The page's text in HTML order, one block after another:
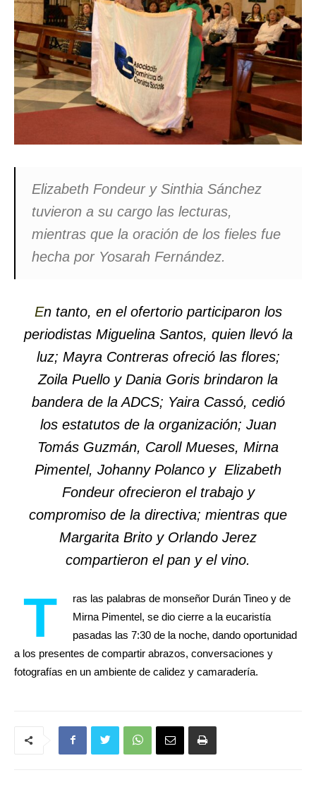
Elizabeth Fondeur y Sinthia Sánchez
tuvieron a su cargo las lecturas,
mientras que la oración de los fieles fue
hecha por Yosarah Fernández.
En tanto, en el ofertorio participaron los
periodistas Miguelina Santos, quien llevó la
luz; Mayra Contreras ofreció las flores;
Zoila Puello y Dania Goris brindaron la
bandera de la ADCS; Yaira Cassó, cedió
los estatutos de la organización; Juan
Tomás Guzmán, Caroll Mueses, Mirna
Pimentel, Johanny Polanco y Elizabeth
Fondeur ofrecieron el trabajo y
compromiso de la directiva; mientras que
Margarita Brito y Orlando Jerez
compartieron el pan y el vino.
T
ras las palabras de monseñor Durán Tineo y de
Mirna Pimentel, se dio cierre a la eucaristía
pasadas las 7:30 de la noche, dando oportunidad
a los presentes de compartir abrazos, conversaciones y
fotografías en un ambiente de calidez y camaradería.